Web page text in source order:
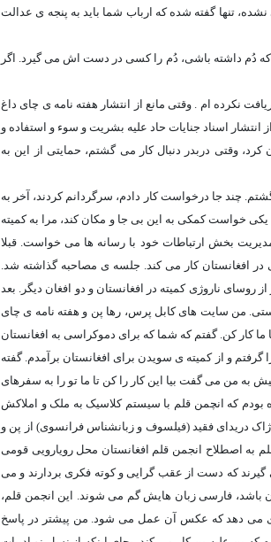
تنها گفته شده که ارباب شما بايد به پنجه ی عدالت
که دُم داشته باشی، دُم را کسی در دست اش می گيرد. اگر
نکرده ام . وقتی مانع از انتشار هفته نامه ی چای داغ
اسناد جنايات حاد عليه بشريت و سوء و استفاده و
وقتی دربدر دنبال کار می گشتم، حمايتی از اين به
چند جا درخواست کار دادم، سرگردانم کردند، آخر به
خواست کمکی به اين بی جا و مکان کند، مرا به کميته
بخش ارتباطات خود با رسانه ها می خواست. قبلا
در افغانستان کار می کند. جلسه ی مصاحبه گذاشته شد.
روسای ناروژی کميته در افغانستان و دو افغان ديگر. بعد
من سايت های کابل پرس، رها پن و هفته نامه ی چای
ما کار کن. گفتم که شما که برای دموکراسی به افغانستان
و از کميته ی سويدن برای افغانستان برآمدم. گفته
به من می گفت بيا اين کار را کن تا ما تو را به سفرهای
بودم که انچمن قلم با سيستم کلاسيک به ملک و املاکش
دريدای فقيد (فيلسوف و زبانشناس فرانسوی) از پن و
به اصطلاح انجمن قلم افغانستان محل رويارويی قومی
که دست از عقب گرايی و کوته فکری بردارند و می
باشد، فارسی زبان هايش گم می شوند. اين انجمن قلم،
می دهد که عکس آن عمل می شود. من پيشتر در پاسخ